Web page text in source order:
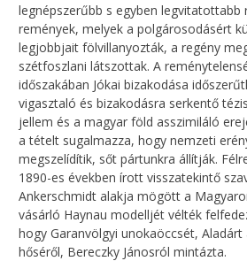
legnépszerűbb s egyben legvitatottabb
remények, melyek a polgárosodásért
legjobbjait fölvillanyozták, a regény
szétfoszlani látszottak. A
időszakában Jókai bizakodása
vigasztaló és bizakodásra serkentő
jellem és a magyar föld asszimiláló
a tételt sugalmazza, hogy nemzeti
megszelídítik, sőt pártunkra állítják.
1890-es években írott visszatekintő
Ankerschmidt alakja mögött a
vásárló Haynau modelljét vélték
hogy Garanvölgyi unokaöccsét, Aladárt
hőséről, Bereczky Jánosról mintázta.